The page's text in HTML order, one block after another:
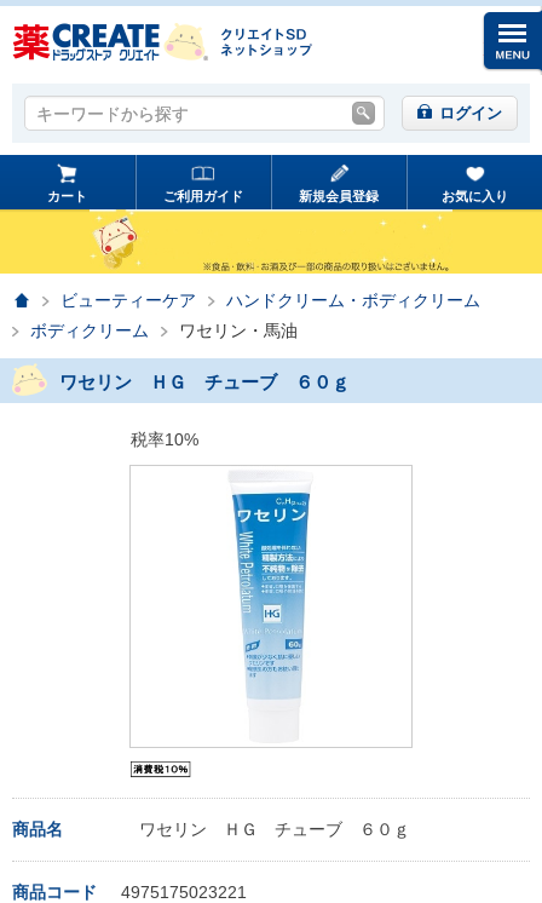
キーワードから探す
キーワードから探す ログイン
カート ご利用ガイド 新規会員登録 お気に入り
ホームビューティーケア
ハンドクリーム・ボディクリーム
ボディクリーム
ワセリン・馬油
ワセリン ＨＧ チューブ ６０ｇ
税率10%
商品名 ワセリン ＨＧ チューブ ６０ｇ
商品コード 4975175023221